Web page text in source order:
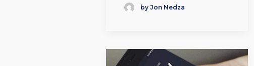
by Jon Nedza